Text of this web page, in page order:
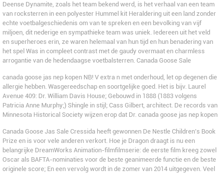
Deense Dynamite, zoals het team bekend werd, is het verhaal van een team
van rocksterren in een polyester Hummel kit Heraldering uit een land zonder
echte voetbalgeschiedenis om van te spreken en een bevolking van vijf
miljoen, dit nederige en sympathieke team was uniek. Iedereen uit het veld
en superheroes erin, ze waren helemaal van hun tijd en hun benadering van
het spel Was in compleet contrast met de gaudy overmaat en charmless
arrogantie van de hedendaagse voetbalsterren. Canada Goose Sale
canada goose jas nep kopen NB! V extra n met onderhoud, let op degenen die
allergie hebben. Wasgereedschap en soortgelijke goed. Het is bijv. Laurel
Avenue 409: Dr. William Davis House; Gebouwd in 1888 (1883 volgens
Patricia Anne Murphy;) Shingle in stijl; Cass Gilbert, architect. De records van
Minnesota Historical Society wijzen erop dat Dr. canada goose jas nep kopen
Canada Goose Jas Sale Cressida heeft gewonnen De Nestle Children’s Book
Prize en is voor vele anderen verkort. Hoe je Dragon draagt ​​is nu een
belangrijke DreamWorks Animation-filmfilmserie: de eerste film kreeg zowel
Oscar als BAFTA-nominaties voor de beste geanimeerde functie en de beste
originele score; En een vervolg wordt in de zomer van 2014 uitgegeven. Veel